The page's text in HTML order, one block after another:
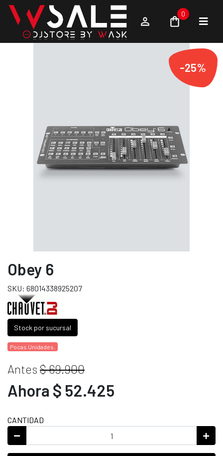
0
-25%
Obey 6
SKU: 68014338925207
Stock por sucursal
Pocas Unidades.
Antes $ 69.900
Ahora $ 52.425
CANTIDAD